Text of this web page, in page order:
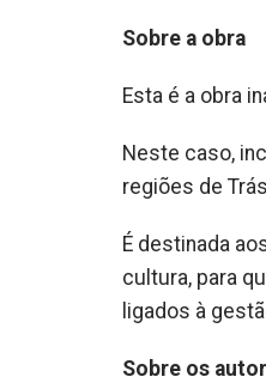
Sobre a obra
Esta é a obra
Neste caso,
regiões de
É destinada
cultura, para
ligados à
Sobre os